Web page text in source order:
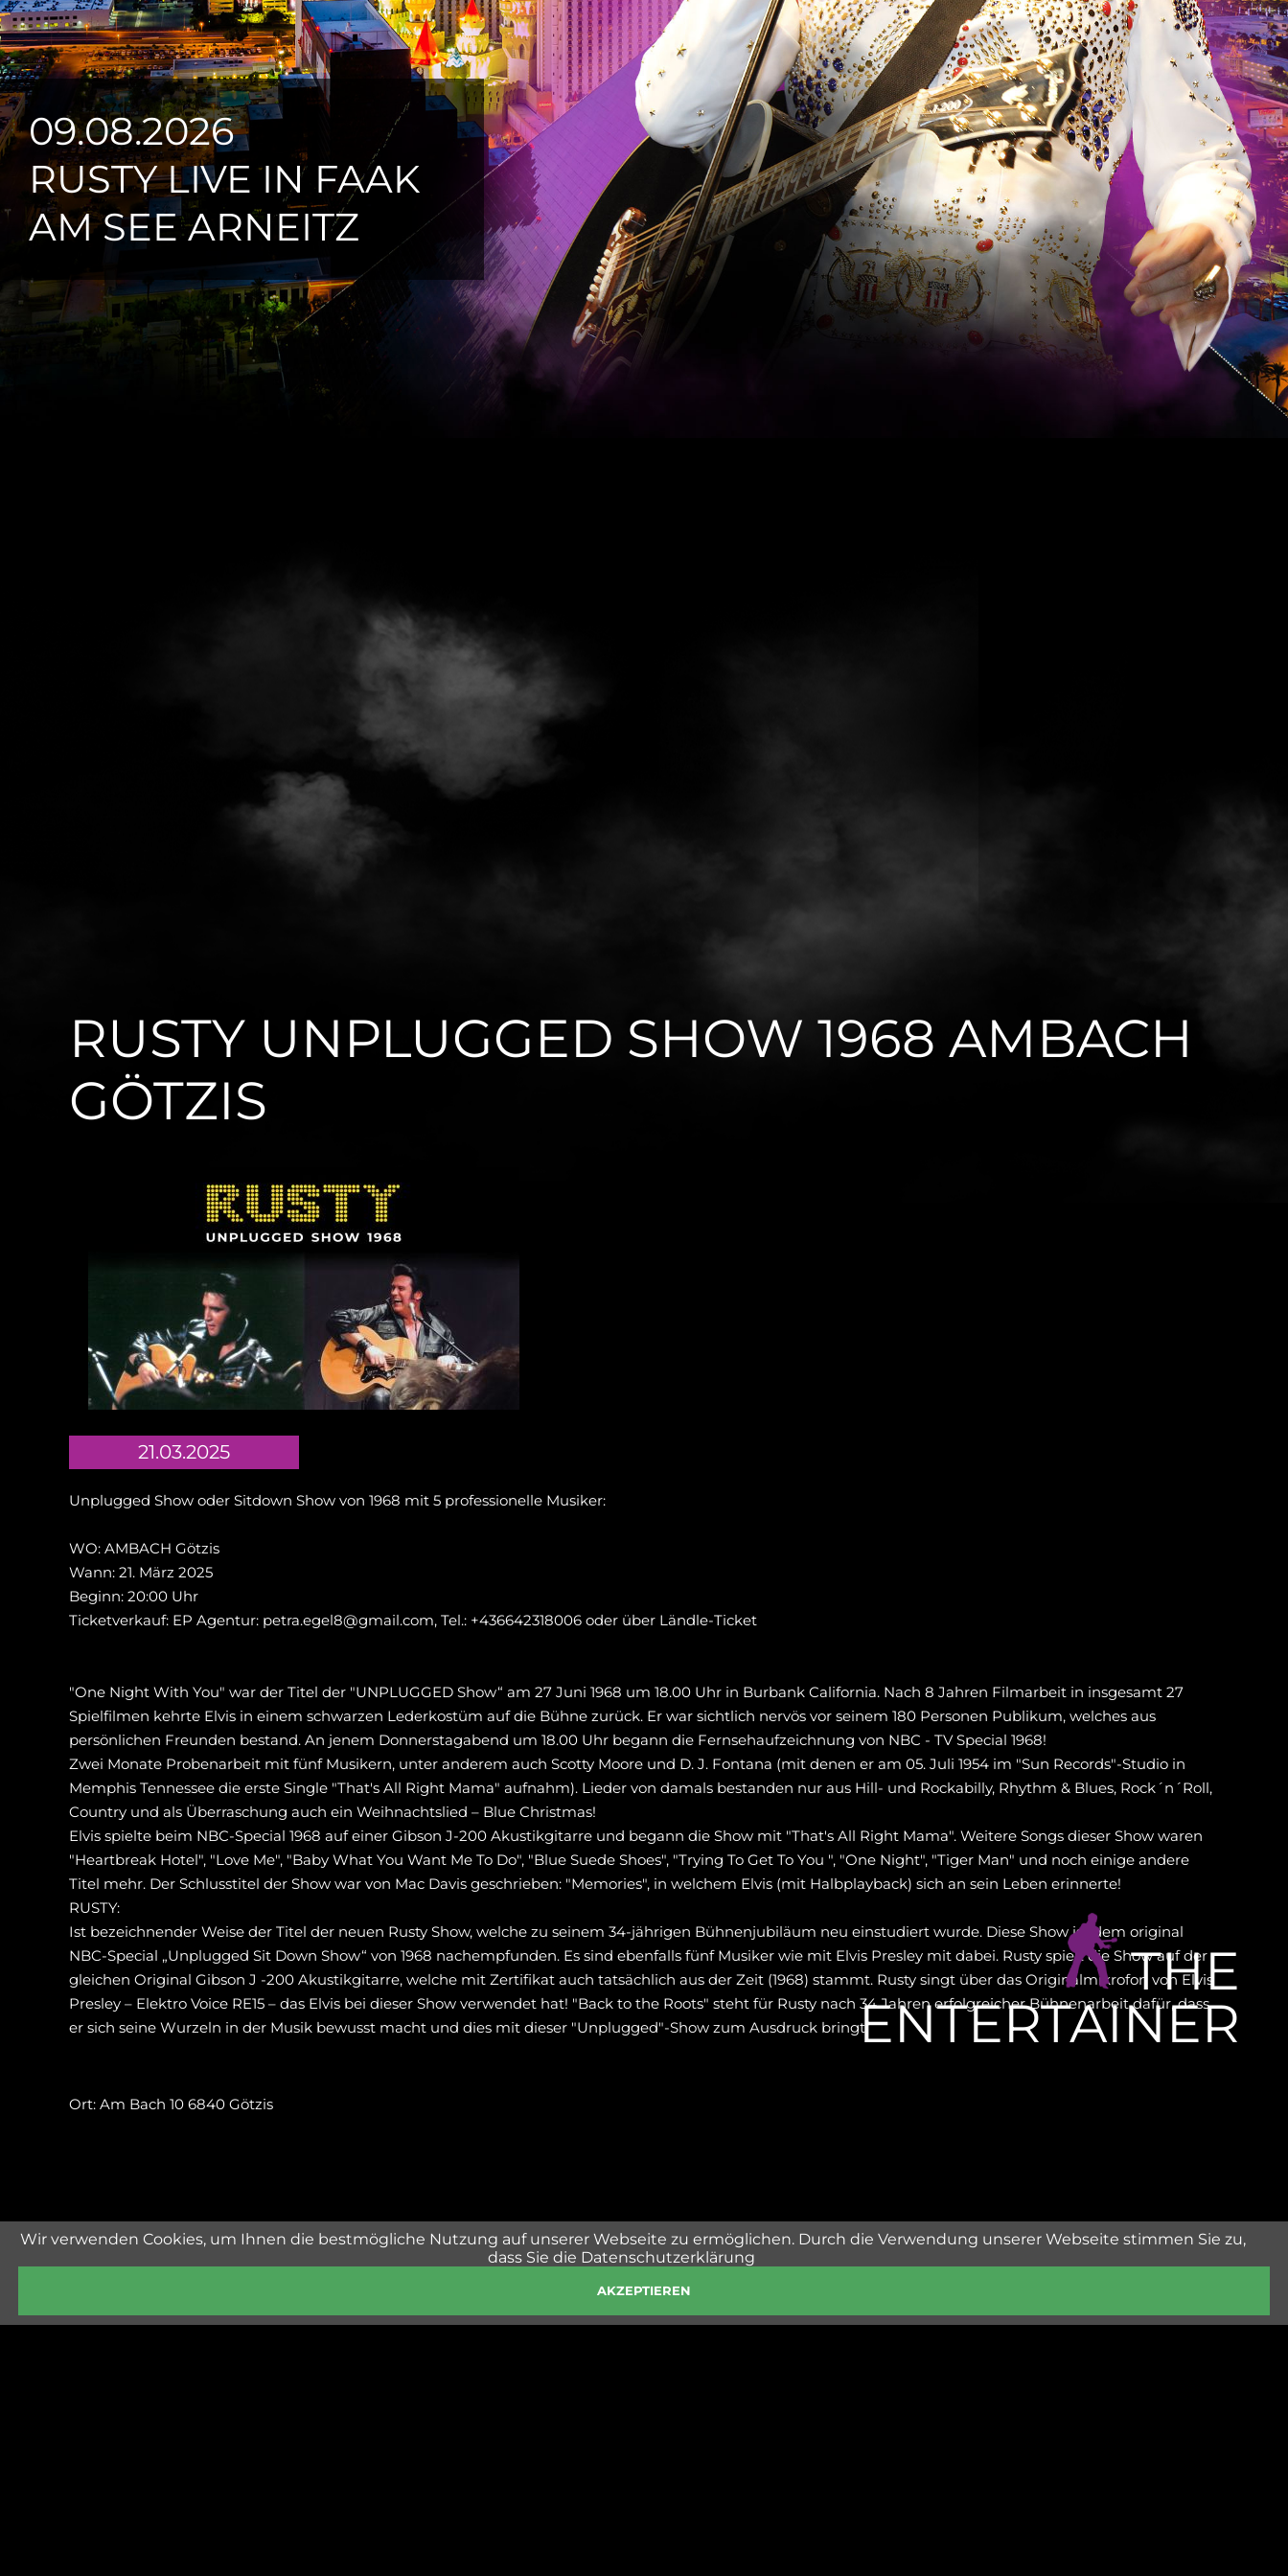
09.08.2026
RUSTY LIVE IN FAAK
AM SEE ARNEITZ
THE
ENTERTAINER
RUSTY UNPLUGGED SHOW 1968 AMBACH
GÖTZIS
21.03.2025
Unplugged Show oder Sitdown Show von 1968 mit 5 professionelle Musiker:
WO: AMBACH Götzis
Wann: 21. März 2025
Beginn: 20:00 Uhr
Ticketverkauf: EP Agentur: petra.egel8@gmail.com, Tel.: +436642318006 oder über Ländle-Ticket
"One Night With You" war der Titel der "UNPLUGGED Show“ am 27 Juni 1968 um 18.00 Uhr in Burbank California. Nach 8 Jahren Filmarbeit in insgesamt 27
Spielfilmen kehrte Elvis in einem schwarzen Lederkostüm auf die Bühne zurück. Er war sichtlich nervös vor seinem 180 Personen Publikum, welches aus
persönlichen Freunden bestand. An jenem Donnerstagabend um 18.00 Uhr begann die Fernsehaufzeichnung von NBC - TV Special 1968!
Zwei Monate Probenarbeit mit fünf Musikern, unter anderem auch Scotty Moore und D. J. Fontana (mit denen er am 05. Juli 1954 im "Sun Records"-Studio in
Memphis Tennessee die erste Single "That's All Right Mama" aufnahm). Lieder von damals bestanden nur aus Hill- und Rockabilly, Rhythm & Blues, Rock´n´Roll,
Country und als Überraschung auch ein Weihnachtslied – Blue Christmas!
Elvis spielte beim NBC-Special 1968 auf einer Gibson J-200 Akustikgitarre und begann die Show mit "That's All Right Mama". Weitere Songs dieser Show waren
"Heartbreak Hotel", "Love Me", "Baby What You Want Me To Do", "Blue Suede Shoes", "Trying To Get To You ", "One Night", "Tiger Man" und noch einige andere
Titel mehr. Der Schlusstitel der Show war von Mac Davis geschrieben: "Memories", in welchem Elvis (mit Halbplayback) sich an sein Leben erinnerte!
RUSTY:
Ist bezeichnender Weise der Titel der neuen Rusty Show, welche zu seinem 34-jährigen Bühnenjubiläum neu einstudiert wurde. Diese Show ist dem original
NBC-Special „Unplugged Sit Down Show“ von 1968 nachempfunden. Es sind ebenfalls fünf Musiker wie mit Elvis Presley mit dabei. Rusty spielt die Show auf der
gleichen Original Gibson J -200 Akustikgitarre, welche mit Zertifikat auch tatsächlich aus der Zeit (1968) stammt. Rusty singt über das Originalmikrofon von Elvis
Presley – Elektro Voice RE15 – das Elvis bei dieser Show verwendet hat! "Back to the Roots" steht für Rusty nach 34 Jahren erfolgreicher Bühnenarbeit dafür, dass
er sich seine Wurzeln in der Musik bewusst macht und dies mit dieser "Unplugged"-Show zum Ausdruck bringt!
Ort: Am Bach 10 6840 Götzis
Wir verwenden Cookies, um Ihnen die bestmögliche Nutzung auf unserer Webseite zu ermöglichen. Durch die Verwendung unserer Webseite stimmen Sie zu,
dass Sie die Datenschutzerklärung
AKZEPTIEREN